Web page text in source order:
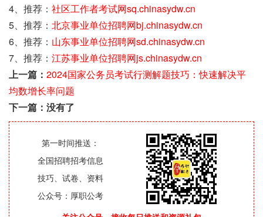
4、推荐： 社区工作者考试网sq.chinasydw.cn
5、推荐： 北京事业单位招聘网bj.chinasydw.cn
6、推荐： 山东事业单位招聘网sd.chinasydw.cn
7、推荐： 江苏事业单位招聘网js.chinasydw.cn
上一篇： 2024国家公务员考试行测解题技巧：快速解决平
均数增长率问题
下一篇：没有了
第一时间推送：
全国招聘招考信息
技巧、试卷、资料
公众号：厚职公考